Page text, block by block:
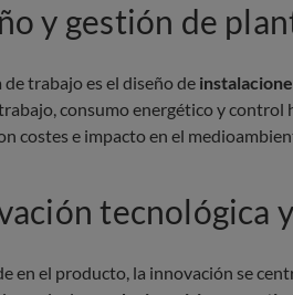
y gestión de
trabajo es el diseño de
consumo energético y control
costes e impacto en el
tecnológica
en el producto, la innovación se